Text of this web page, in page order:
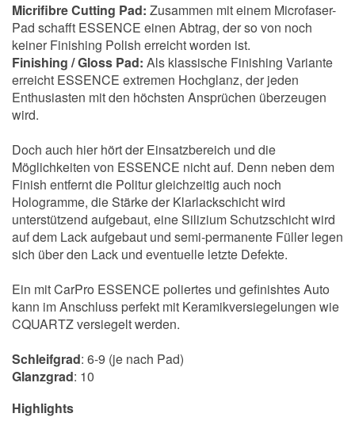
Micrifibre Cutting Pad: Zusammen mit einem Microfaser-
Pad schafft ESSENCE einen Abtrag, der so von noch
keiner Finishing Polish erreicht worden ist.
Finishing / Gloss Pad: Als klassische Finishing Variante
erreicht ESSENCE extremen Hochglanz, der jeden
Enthusiasten mit den höchsten Ansprüchen überzeugen
wird.
Doch auch hier hört der Einsatzbereich und die
Möglichkeiten von ESSENCE nicht auf. Denn neben dem
Finish entfernt die Politur gleichzeitig auch noch
Hologramme, die Stärke der Klarlackschicht wird
unterstützend aufgebaut, eine Silizium Schutzschicht wird
auf dem Lack aufgebaut und semi-permanente Füller legen
sich über den Lack und eventuelle letzte Defekte.
Ein mit CarPro ESSENCE poliertes und gefinishtes Auto
kann im Anschluss perfekt mit Keramikversiegelungen wie
CQUARTZ versiegelt werden.
Schleifgrad: 6-9 (je nach Pad)
Glanzgrad: 10
Highlights